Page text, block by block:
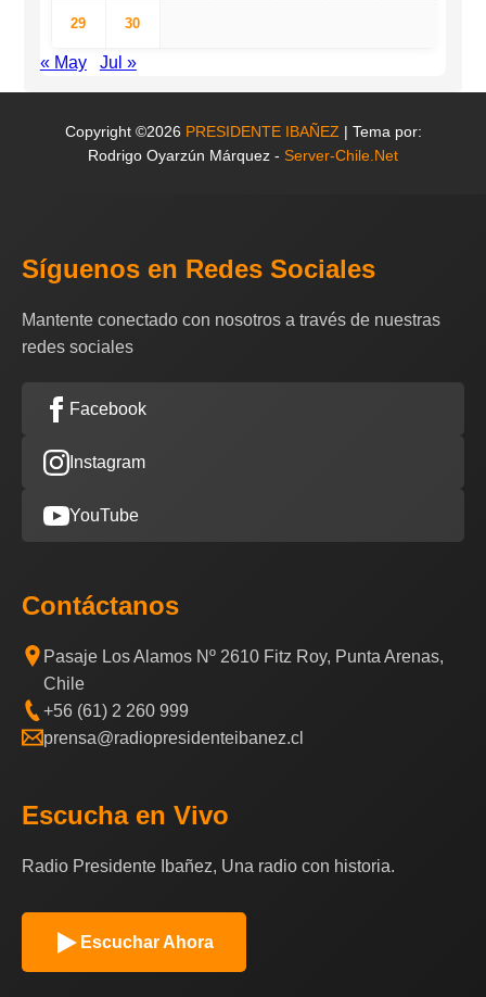
29 30
« May Jul »
Copyright ©2026 PRESIDENTE IBAÑEZ | Tema por:
Rodrigo Oyarzún Márquez - Server-Chile.Net
Síguenos en Redes Sociales
Mantente conectado con nosotros a través de nuestras
redes sociales
Facebook
Instagram
YouTube
Contáctanos
Pasaje Los Alamos Nº 2610 Fitz Roy, Punta Arenas,
Chile
+56 (61) 2 260 999
prensa@radiopresidenteibanez.cl
Escucha en Vivo
Radio Presidente Ibañez, Una radio con historia.
Escuchar Ahora